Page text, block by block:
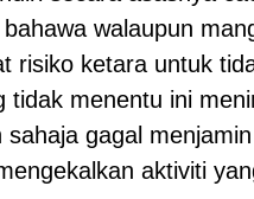
walaupun
risiko ketara untuk
tidak menentu ini
gagal
aktiviti